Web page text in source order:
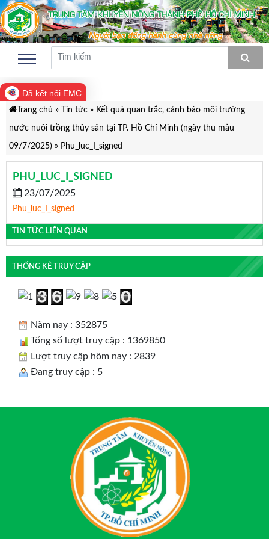
Đã kết nối EMC
Trang chủ » Tin tức» Kết quả quan trắc, cảnh báo môi trường
nước nuôi trồng thủy sản tại TP. Hồ Chí Minh (ngày thu mẫu
09/7/2025) » Phu_luc_I_signed
PHU_LUC_I_SIGNED
23/07/2025
Phu_luc_I_signed
TIN TỨC LIÊN QUAN
THỐNG KÊ TRUY CẬP
Năm nay : 352875
Tổng số lượt truy cập : 1369850
Lượt truy cập hôm nay : 2839
Đang truy cập : 5